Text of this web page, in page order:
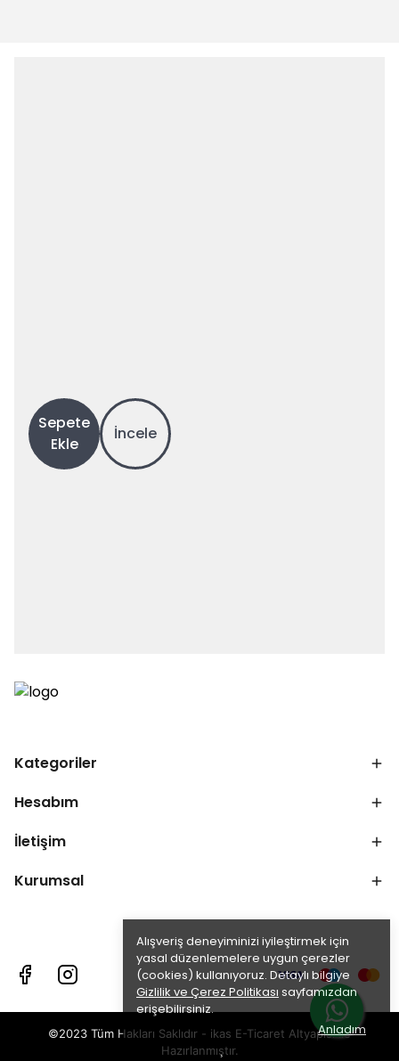
Alışveriş deneyiminizi iyileştirmek için
yasal düzenlemelere uygun çerezler
(cookies) kullanıyoruz. Detaylı bilgiye
Gizlilik ve Çerez Politikası sayfamızdan
erişebilirsiniz.
Anladım
Sepete
Ekle
İncele
Kategoriler
Hesabım
İletişim
Kurumsal
©2023 Tüm Hakları Saklıdır - ikas E-Ticaret Altyapısı ile
Hazırlanmıştır.